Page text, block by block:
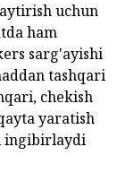
uchun
ham
sarg'ayishi
tashqari
chekish
yaratish
ingibirlaydi